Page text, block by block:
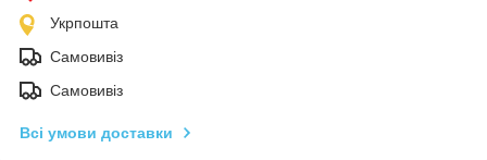
Укрпошта
Самовивіз
Самовивіз
Всі умови доставки